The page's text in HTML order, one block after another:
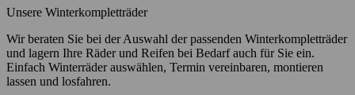
Unsere Winterkompletträder
Wir beraten Sie bei der Auswahl der passenden Winterkompletträder
und lagern Ihre Räder und Reifen bei Bedarf auch für Sie ein.
Einfach Winterräder auswählen, Termin vereinbaren, montieren
lassen und losfahren.